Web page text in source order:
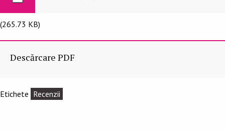
(265.73 KB)
Descărcare PDF
Etichete Recenzii